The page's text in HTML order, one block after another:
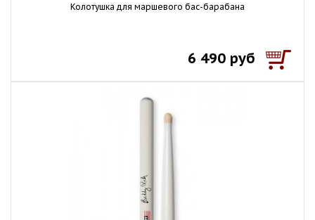
Колотушка для маршевого бас-барабана
6 490 руб